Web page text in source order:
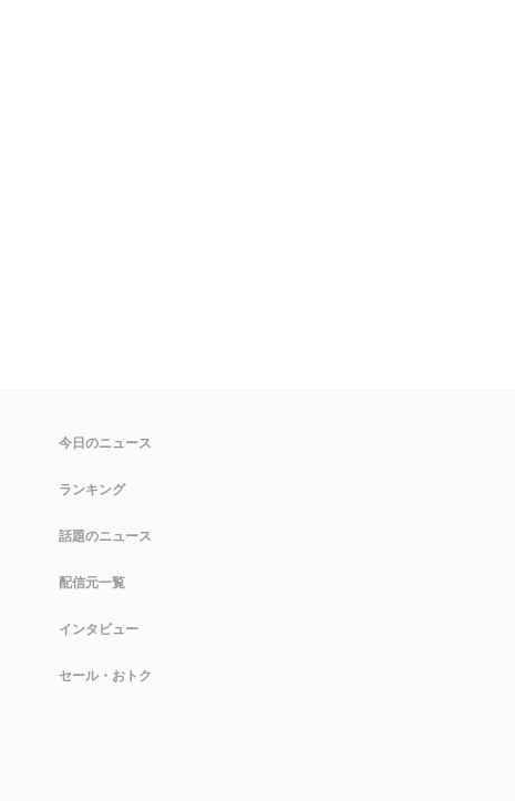
今日のニュース
ランキング
話題のニュース
配信元一覧
インタビュー
セール・おトク